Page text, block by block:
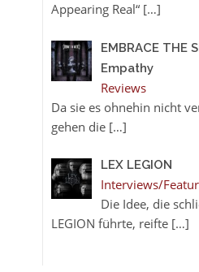
Appearing Real“ […]
EMBRACE THE
Empathy
Reviews
Da sie es ohnehin nicht
gehen die […]
LEX LEGION
Interviews/
Die Idee, die
LEGION führte, reifte […]